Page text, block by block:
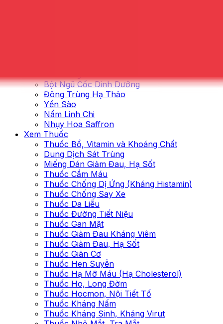
Bột Ngũ Cốc Dinh Dưỡng
Đông Trùng Hạ Thảo
Yến Sào
Nấm Linh Chi
Nhụy Hoa Saffron
Xem Thuốc
Thuốc Bổ, Vitamin và Khoáng Chất
Dung Dịch Sát Trùng
Miếng Dán Giảm Đau, Hạ Sốt
Thuốc Cầm Máu
Thuốc Chống Dị Ứng (Kháng Histamin)
Thuốc Chống Say Xe
Thuốc Da Liễu
Thuốc Đường Tiết Niệu
Thuốc Gan Mật
Thuốc Giảm Đau Kháng Viêm
Thuốc Giảm Đau, Hạ Sốt
Thuốc Giãn Cơ
Thuốc Hen Suyễn
Thuốc Hạ Mỡ Máu (Hạ Cholesterol)
Thuốc Ho, Long Đờm
Thuốc Hocmon, Nội Tiết Tố
Thuốc Kháng Nấm
Thuốc Kháng Sinh, Kháng Virut